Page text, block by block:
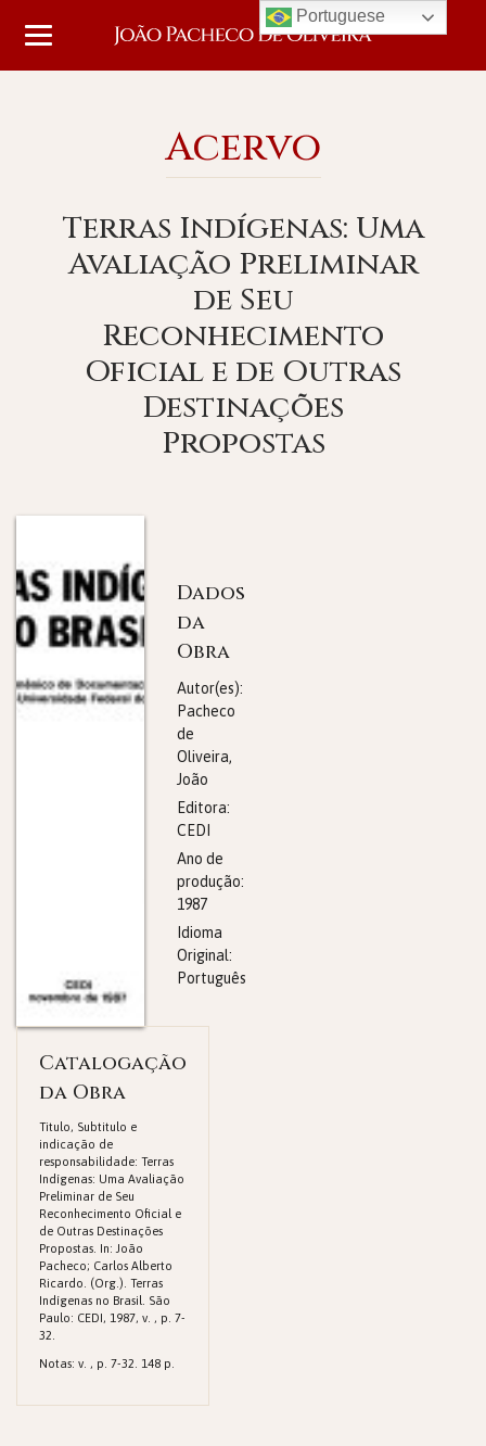
Acervo
Terras Indígenas: Uma
Avaliação Preliminar
de Seu
Reconhecimento
Oficial e de Outras
Destinações
Propostas
Dados
da
Obra
Autor(es):
Pacheco
de
Oliveira,
João
Editora:
CEDI
Ano de
produção:
1987
Idioma
Original:
Português
Catalogação
da Obra
Titulo, Subtitulo e
indicação de
responsabilidade: Terras
Indígenas: Uma Avaliação
Preliminar de Seu
Reconhecimento Oficial e
de Outras Destinações
Propostas. In: João
Pacheco; Carlos Alberto
Ricardo. (Org.). Terras
Indígenas no Brasil. São
Paulo: CEDI, 1987, v. , p. 7-
32.
Notas: v. , p. 7-32. 148 p.
Portuguese